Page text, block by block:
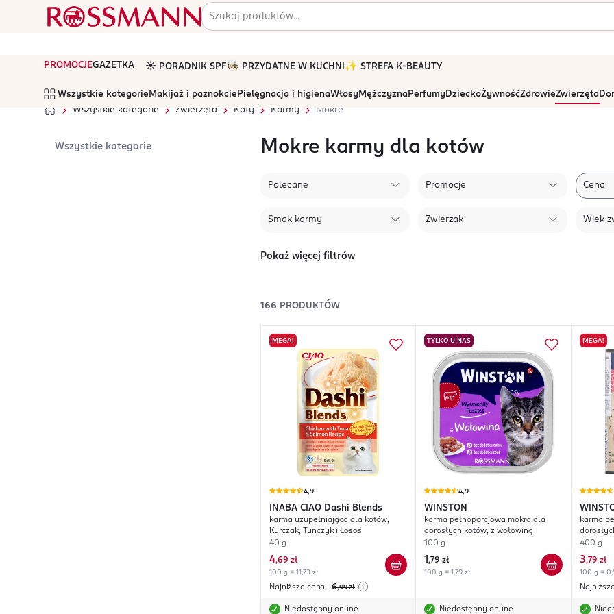
PROMOCJEGAZETKA ☀️ PORADNIK SPF🧑🏻‍🍳 PRZYDATNE W KUCHNI ✨ STREFA K-BEAUTY
Wszystkie kategorie Makijaż i paznokcie Pielęgnacja i higienaWłosyMężczyznaPerfumyDzieckoŻywnośćZdrowieZwierzęta
Wszystkie kategorie
Zwierzęta Koty Karmy Mokre
Wszystkie kategorie Mokre karmy dla kotów
Polecane Promocje Cena
Smak karmy Zwierzak Wiek
Pokaż więcej filtrów
166 PRODUKTÓW
MEGA!
4,9
INABA CIAO Dashi Blends
karma uzupełniająca dla kotów,
Kurczak, Tuńczyk i Łosoś
40 g
4,69 zł
100 g = 11,73 zł
Najniższa cena: 6,99 zł
Niedostępny online
TYLKO U NAS
4,9
WINSTON
karma pełnoporcjowa mokra dla
dorosłych kotów, z wołowiną
100 g
1 ,79 zł
100 g = 1,79 zł
Niedostępny online
MEGA!
karma
400 g
3,79 zł
100 g =